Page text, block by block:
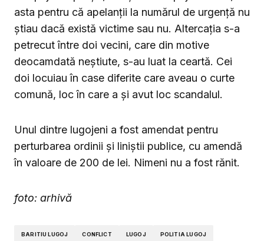
asta pentru că apelanții la numărul de urgență nu
știau dacă există victime sau nu. Altercația s-a
petrecut între doi vecini, care din motive
deocamdată neștiute, s-au luat la ceartă. Cei
doi locuiau în case diferite care aveau o curte
comună, loc în care a și avut loc scandalul.
Unul dintre lugojeni a fost amendat pentru
perturbarea ordinii și liniștii publice, cu amendă
în valoare de 200 de lei. Nimeni nu a fost rănit.
foto: arhivă
BARITIU LUGOJ CONFLICT LUGOJ POLITIA LUGOJ